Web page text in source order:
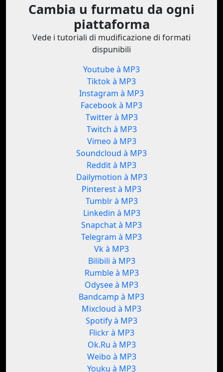
Cambia u furmatu da ogni
piattaforma
Vede i tutoriali di mudificazione di formati
dispunibili
Youtube à MP3
Tiktok à MP3
Instagram à MP3
Facebook à MP3
Twitter à MP3
Twitch à MP3
Vimeo à MP3
Soundcloud à MP3
Reddit à MP3
Dailymotion à MP3
Pinterest à MP3
Tumblr à MP3
Linkedin à MP3
Snapchat à MP3
Telegram à MP3
Vk à MP3
Bilibili à MP3
Rumble à MP3
Odysee à MP3
Bandcamp à MP3
Mixcloud à MP3
Spotify à MP3
Flickr à MP3
Ok.Ru à MP3
Weibo à MP3
Youku à MP3